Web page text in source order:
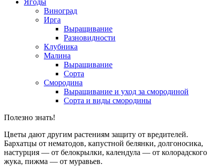
Виноград
Ирга
Выращивание
Разновидности
Клубника
Малина
Выращивание
Сорта
Смородина
Выращивание и уход за смородиной
Сорта и виды смородины
Полезно знать!
Цветы дают другим растениям защиту от вредителей.
Бархатцы от нематодов, капустной белянки, долгоносика,
настурция — от белокрылки, календула — от колорадского
жука, пижма — от муравьев.